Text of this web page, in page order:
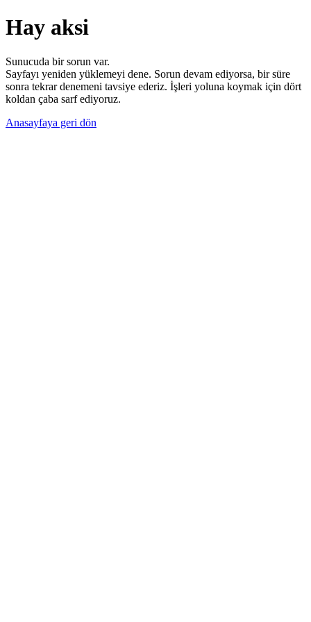
Hay aksi
Sunucuda bir sorun var.
Sayfayı yeniden yüklemeyi dene. Sorun devam ediyorsa, bir süre
sonra tekrar denemeni tavsiye ederiz. İşleri yoluna koymak için dört
koldan çaba sarf ediyoruz.
Anasayfaya geri dön